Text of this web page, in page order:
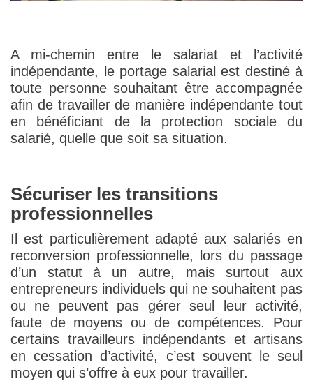
A mi-chemin entre le salariat et l’activité
indépendante, le portage salarial est destiné à
toute personne souhaitant être accompagnée
afin de travailler de manière indépendante tout
en bénéficiant de la protection sociale du
salarié, quelle que soit sa situation.
Sécuriser les transitions
professionnelles
Il est particulièrement adapté aux salariés en
reconversion professionnelle, lors du passage
d’un statut à un autre, mais surtout aux
entrepreneurs individuels qui ne souhaitent pas
ou ne peuvent pas gérer seul leur activité,
faute de moyens ou de compétences. Pour
certains travailleurs indépendants et artisans
en cessation d’activité, c’est souvent le seul
moyen qui s’offre à eux pour travailler.